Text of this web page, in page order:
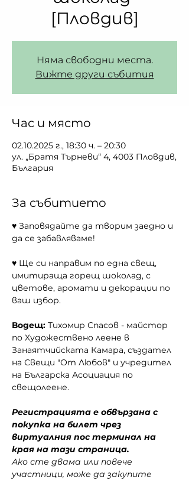
[Пловдив]
Няма свободни места.
Вижте други събития
Час и място
02.10.2025 г., 18:30 ч. – 20:30
ул. „Братя Търневи“ 4, 4003 Пловдив,
България
За събитието
♥ Заповядайте да творим заедно и
да се забавляваме!
♥ Ще си направим по една свещ,
имитираща горещ шоколад, с
цветове, аромати и декорации по
ваш избор.
Водещ: Тихомир Спасов - майстор
по Художествено леене в
Занаятчийската Камара, създател
на Свещи "От Любов" и учредител
на Българска Асоциация по
свещолеене.
Регистрацията е обвързана с
покупка на билет чрез
виртуалния пос терминал на
края на тази страница.
Ако сте двама или повече
участници, може да закупите